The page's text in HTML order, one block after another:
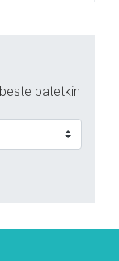
batetkin